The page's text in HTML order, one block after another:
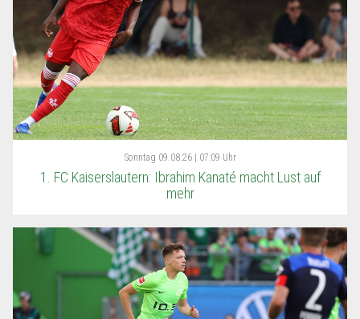
Sonntag 09.08.26 | 07:09 Uhr
1. FC Kaiserslautern: Ibrahim Kanaté macht Lust auf
mehr